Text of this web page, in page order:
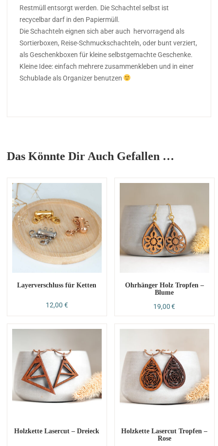
Restmüll entsorgt werden. Die Schachtel selbst ist
recycelbar darf in den Papiermüll.
Die Schachteln eignen sich aber auch hervorragend als
Sortierboxen, Reise-Schmuckschachteln, oder bunt verziert,
als Geschenkboxen für kleine selbstgemachte Geschenke.
Kleine Idee: einfach mehrere zusammenkleben und in einer
Schublade als Organizer benutzen
Das Könnte Dir Auch Gefallen …
Layerverschluss für Ketten
12,00 €
Ohrhänger Holz Tropfen –
Blume
19,00€
Holzkette Lasercut – Dreieck
Holzkette Lasercut Tropfen –
Rose